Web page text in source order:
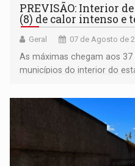
PREVISÃO: Interior
(8) de calor intenso e
Geral 07 de Agosto de
As máximas chegam aos
municípios do interior do